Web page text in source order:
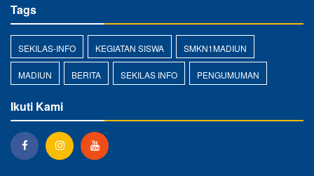
Tags
SEKILAS-INFO KEGIATAN SISWA SMKN1MADIUN
MADIUN BERITA SEKILAS INFO PENGUMUMAN
Ikuti Kami